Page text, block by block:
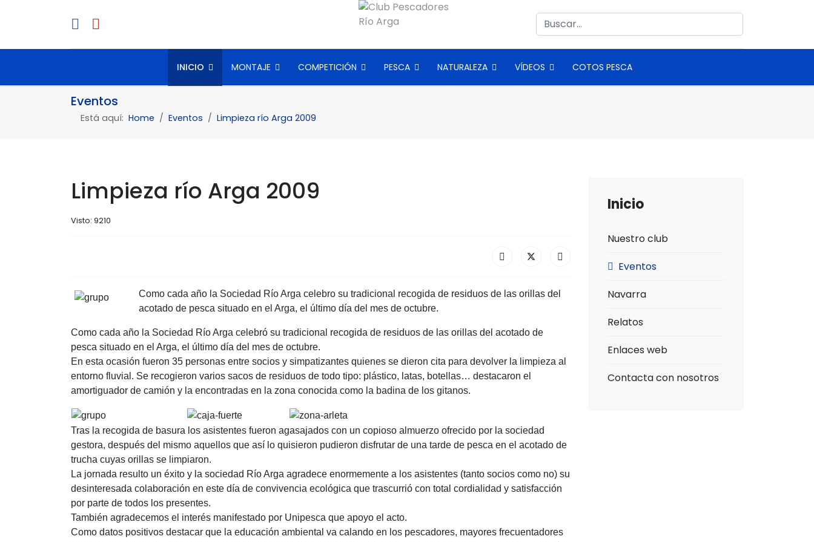
Buscar
INICIO MONTAJE COMPETICIÓN PESCA NATURALEZA VÍDEOS COTOS PESCA
Eventos
Está aquí: Home Eventos Limpieza río Arga 2009
Limpieza río Arga 2009
Visto: 9210
Como cada año la Sociedad Río Arga celebro su tradicional recogida de residuos de las orillas del
acotado de pesca situado en el Arga, el último día del mes de octubre.
Como cada año la Sociedad Río Arga celebró su tradicional recogida de residuos de las orillas del acotado de
pesca situado en el Arga, el último día del mes de octubre.
En esta ocasión fueron 35 personas entre socios y simpatizantes quienes se dieron cita para devolver la limpieza al
entorno fluvial. Se recogieron varios sacos de residuos de todo tipo: plástico, latas, botellas… destacaron el
amortiguador de camión y la encontradas en la zona conocida como la badina de los gitanos.
Tras la recogida de basura los asistentes fueron agasajados con un copioso almuerzo ofrecido por la sociedad
gestora, después del mismo aquellos que así lo quisieron pudieron disfrutar de una tarde de pesca en el acotado de
trucha cuyas orillas se limpiaron.
La jornada resulto un éxito y la sociedad Río Arga agradece enormemente a los asistentes (tanto socios como no) su
desinteresada colaboración en este día de convivencia ecológica que trascurrió con total cordialidad y satisfacción
por parte de todos los presentes.
También agradecemos el interés manifestado por Unipesca que apoyo el acto.
Como datos positivos destacar que la educación ambiental va calando en los pescadores, mayores frecuentadores
Inicio
Nuestro club
Eventos
Navarra
Relatos
Enlaces web
Contacta con nosotros